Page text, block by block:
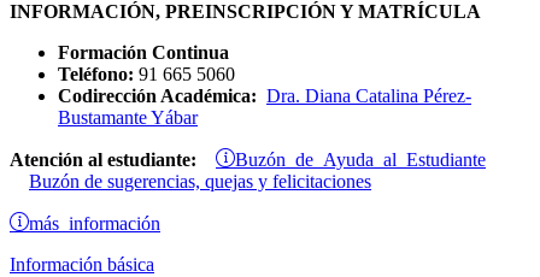
INFORMACIÓN, PREINSCRIPCIÓN Y MATRÍCULA
Formación Continua
Teléfono: 91 665 5060
Codirección Académica: Dra. Diana Catalina Pérez-
Bustamante Yábar
Atención al estudiante: Buzón de Ayuda al Estudiante
Buzón de sugerencias, quejas y felicitaciones
más información
Información básica